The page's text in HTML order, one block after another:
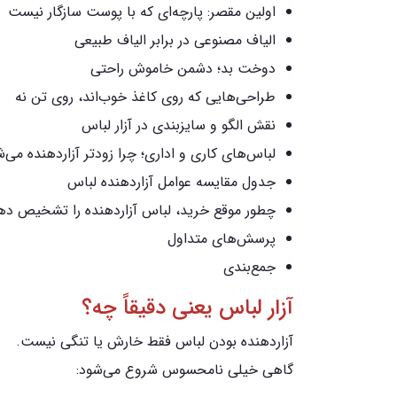
اولین مقصر: پارچه‌ای که با پوست سازگار نیست
الیاف مصنوعی در برابر الیاف طبیعی
دوخت بد؛ دشمن خاموش راحتی
طراحی‌هایی که روی کاغذ خوب‌اند، روی تن نه
نقش الگو و سایزبندی در آزار لباس
لباس‌های کاری و اداری؛ چرا زودتر آزاردهنده
جدول مقایسه عوامل آزاردهنده لباس
چطور موقع خرید، لباس آزاردهنده را تشخیص
پرسش‌های متداول
جمع‌بندی
آزار لباس یعنی دقیقاً چه؟
آزاردهنده بودن لباس فقط خارش یا تنگی نیست.
گاهی خیلی نامحسوس شروع می‌شود: